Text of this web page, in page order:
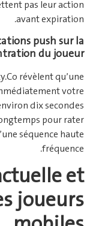
pas leur action
avant expiration.
push sur la
du joueur
révèlent qu’une
votre
dix secondes
pour rater
séquence haute
fréquence.
et
joueurs